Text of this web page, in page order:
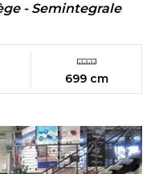
- Semintegrale
699 cm